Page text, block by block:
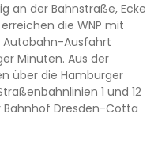
an der Bahnstraße, Ecke
die WNP mit
Ausfahrt
Minuten. Aus der
über die Hamburger
1 und 12
Bahnhof Dresden-Cotta